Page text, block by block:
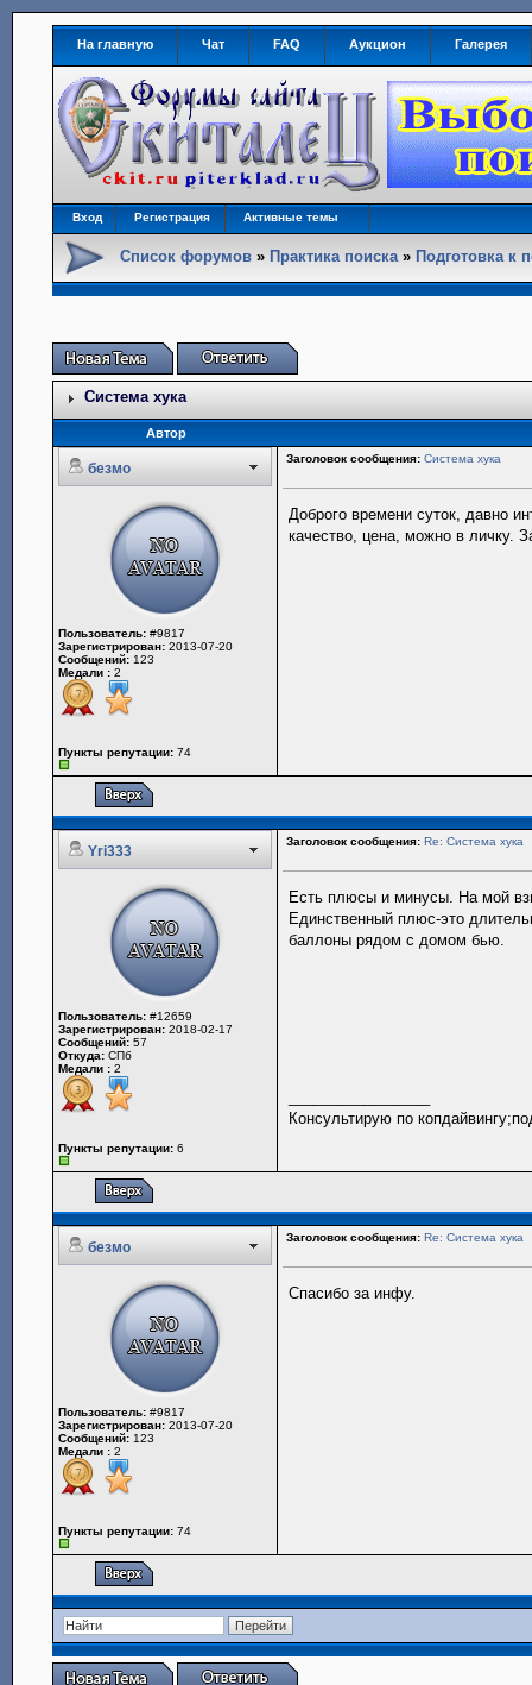
На главную Чат FAQ Аукцион Галерея
Вход Регистрация Активные темы
Список форумов » Практика поиска» Подготовка к
Система хука
Автор
безмо
Заголовок сообщения: Система хука
Пользователь: #9817
Зарегистрирован: 2013-07-20
Сообщений: 123
Медали : 2
Пункты репутации: 74
Доброго времени суток, давно
качество, цена, можно в личку.
Yri333
Заголовок сообщения: Re: Система хука
Пользователь: #12659
Зарегистрирован: 2018-02-17
Сообщений: 57
Откуда: СПб
Медали : 2
Пункты репутации: 6
Есть плюсы и минусы. На мой
Единственный плюс-это
баллоны рядом с домом бью.
Консультирую по
безмо
Заголовок сообщения: Re: Система хука
Пользователь: #9817
Зарегистрирован: 2013-07-20
Сообщений: 123
Медали : 2
Пункты репутации: 74
Спасибо за инфу.